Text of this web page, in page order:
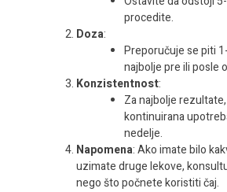
procedite.
Doza:
Preporučuje se piti
najbolje pre ili posle
Konzistentnost:
Za najbolje
kontinuirana
nedelje.
Napomena: Ako imate bilo
uzimate druge lekove,
nego što počnete koristiti čaj.